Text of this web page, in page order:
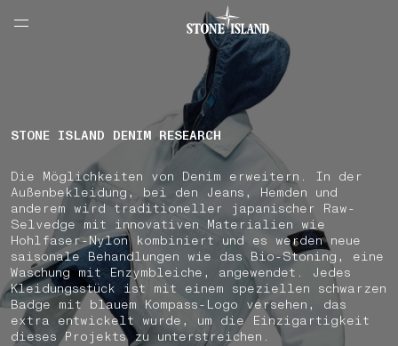
NAVIGATION.ARIA.GOTOMAINCONTENT
LABEL.SHOPPINGCOUNTRY ÖSTERREICH
STONE ISLAND DENIM RESEARCH
Die Möglichkeiten von Denim erweitern. In der
Außenbekleidung, bei den Jeans, Hemden und
anderem wird traditioneller japanischer Raw-
Selvedge mit innovativen Materialien wie
Hohlfaser-Nylon kombiniert und es werden neue
saisonale Behandlungen wie das Bio-Stoning, eine
Waschung mit Enzymbleiche, angewendet. Jedes
Kleidungsstück ist mit einem speziellen schwarzen
Badge mit blauem Kompass-Logo versehen, das
extra entwickelt wurde, um die Einzigartigkeit
dieses Projekts zu unterstreichen.